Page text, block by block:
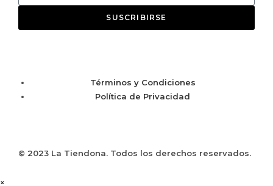
SUSCRIBIRSE
© 2023 La Tiendona. Todos los derechos reservados.
Términos y Condiciones
Política de Privacidad
×